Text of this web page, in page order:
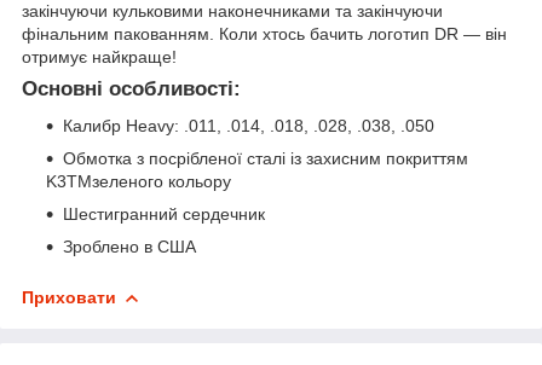
закінчуючи кульковими наконечниками та закінчуючи
фінальним пакованням. Коли хтось бачить логотип DR — він
отримує найкраще!
Основні особливості:
Калибр Heavy: .011, .014, .018, .028, .038, .050
Обмотка з посрібленої сталі із захисним покриттям
K3TMзеленого кольору
Шестигранний сердечник
Зроблено в США
Приховати